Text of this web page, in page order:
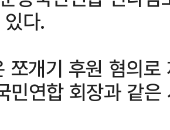
다.
쪼개기 후원 혐의
민연합 회장과 같